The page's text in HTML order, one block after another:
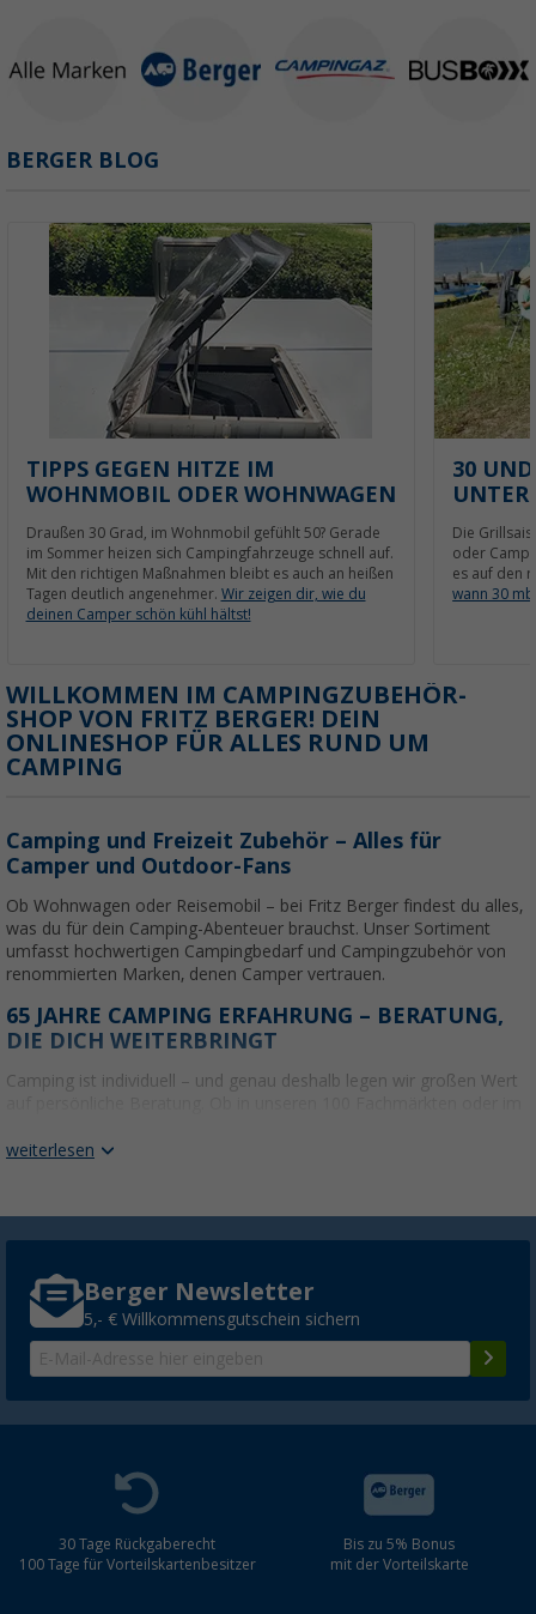
BERGER BLOG
TIPPS GEGEN HITZE IM
WOHNMOBIL ODER WOHNWAGEN
Draußen 30 Grad, im Wohnmobil gefühlt 50? Gerade
im Sommer heizen sich Campingfahrzeuge schnell auf.
Mit den richtigen Maßnahmen bleibt es auch an heißen
Tagen deutlich angenehmer. Wir zeigen dir, wie du
deinen Camper schön kühl hältst!
30 UND
Die
oder
es auf den
wann 30
WILLKOMMEN IM CAMPINGZUBEHÖR-
SHOP VON FRITZ BERGER! DEIN
ONLINESHOP FÜR ALLES RUND UM
CAMPING
Camping und Freizeit Zubehör – Alles für
Camper und Outdoor-Fans
Ob Wohnwagen oder Reisemobil – bei Fritz Berger findest du alles,
was du für dein Camping-Abenteuer brauchst. Unser Sortiment
umfasst hochwertigen Campingbedarf und Campingzubehör von
renommierten Marken, denen Camper vertrauen.
65 JAHRE CAMPING ERFAHRUNG – BERATUNG,
DIE DICH WEITERBRINGT
Camping ist individuell – und genau deshalb legen wir großen Wert
Camper von den Bewertungen unserer
findest du schnell das beste Zubehör für deine Reisen.
Camping-Zelte und Vorzelte – Mehr Komfort für
Mach es dir auf dem Campingplatz bequem! Mit den richtigen
Vorzelten, Markisen oder Campingzelten schaffst du mehr Platz
und Schutz vor Wind und Wetter.
Vorzelt,Markisen und Sonnensegel
weiterlesen
Berger Newsletter
5,- € Willkommensgutschein sichern
30 Tage Rückgaberecht
100 Tage für Vorteilskartenbesitzer
Bis zu 5% Bonus
mit der Vorteilskarte